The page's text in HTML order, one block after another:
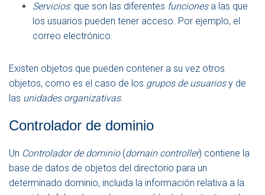
Servicios: que son las diferentes funcionesa las que
los usuarios pueden tener acceso. Por ejemplo, el
correo electrónico.
Existen objetos que pueden contener a su vez otros
objetos, como es el caso de los grupos de usuariosy de
las unidades organizativas.
Controlador de dominio
Un Controlador de dominio(domain controller) contiene la
base de datos de objetos del directorio para un
determinado dominio, incluida la información relativa a la